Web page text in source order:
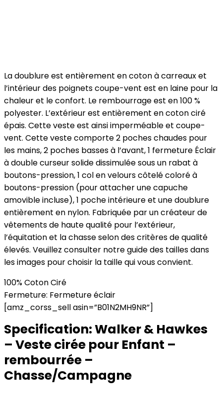
La doublure est entièrement en coton à carreaux et
l’intérieur des poignets coupe-vent est en laine pour la
chaleur et le confort. Le rembourrage est en 100 %
polyester. L’extérieur est entièrement en coton ciré
épais. Cette veste est ainsi imperméable et coupe-
vent. Cette veste comporte 2 poches chaudes pour
les mains, 2 poches basses à l’avant, 1 fermeture Éclair
à double curseur solide dissimulée sous un rabat à
boutons-pression, 1 col en velours côtelé coloré à
boutons-pression (pour attacher une capuche
amovible incluse), 1 poche intérieure et une doublure
entièrement en nylon. Fabriquée par un créateur de
vêtements de haute qualité pour l’extérieur,
l’équitation et la chasse selon des critères de qualité
élevés. Veuillez consulter notre guide des tailles dans
les images pour choisir la taille qui vous convient.
100% Coton Ciré
Fermeture: Fermeture éclair
[amz_corss_sell asin=”B01N2MH9NR”]
Specification:Walker & Hawkes
– Veste cirée pour Enfant –
rembourrée –
Chasse/Campagne